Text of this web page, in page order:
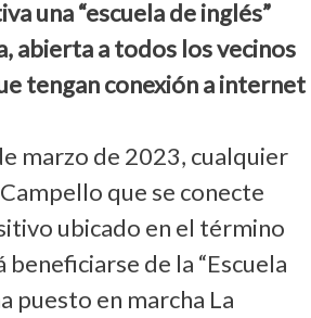
una “escuela de inglés”
abierta a todos los vecinos
tengan conexión a internet
marzo de 2023, cualquier
que se conecte
ubicado en el término
de la “Escuela
puesto en marcha La